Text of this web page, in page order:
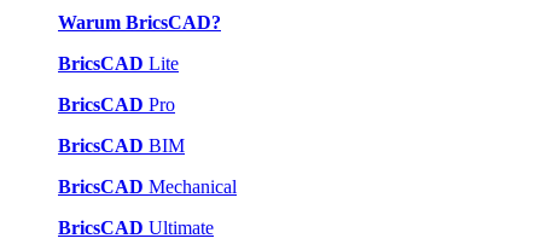
Warum BricsCAD?
BricsCAD Lite
BricsCAD Pro
BricsCAD BIM
BricsCAD Mechanical
BricsCAD Ultimate